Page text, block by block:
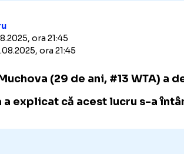
ora 21:45
ora 21:45
(29 de ani, #13 WTA)
a explicat că acest lucru s-a